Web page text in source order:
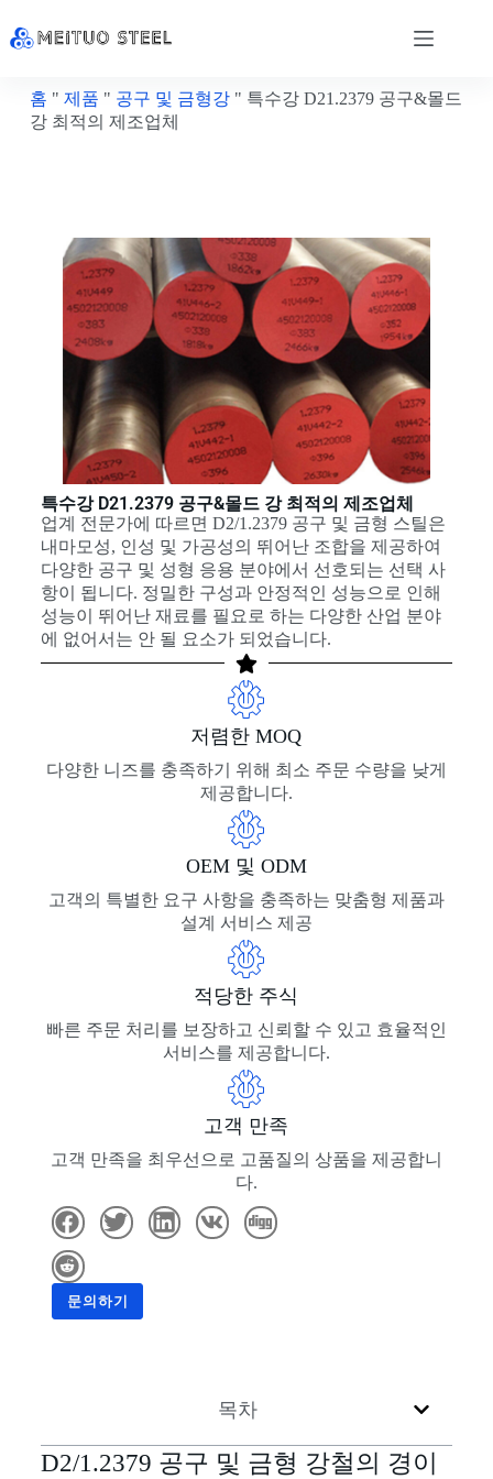
홈 " 제품 " 공구 및 금형강" 특수강 D21.2379 공구&몰드
강 최적의 제조업체
특수강 D21.2379 공구&몰드 강 최적의 제조업체
업계 전문가에 따르면 D2/1.2379 공구 및 금형 스틸은
내마모성, 인성 및 가공성의 뛰어난 조합을 제공하여
다양한 공구 및 성형 응용 분야에서 선호되는 선택 사
항이 됩니다. 정밀한 구성과 안정적인 성능으로 인해
성능이 뛰어난 재료를 필요로 하는 다양한 산업 분야
에 없어서는 안 될 요소가 되었습니다.
저렴한 MOQ
다양한 니즈를 충족하기 위해 최소 주문 수량을 낮게
제공합니다.
OEM 및 ODM
고객의 특별한 요구 사항을 충족하는 맞춤형 제품과
설계 서비스 제공
적당한 주식
빠른 주문 처리를 보장하고 신뢰할 수 있고 효율적인
서비스를 제공합니다.
고객 만족
고객 만족을 최우선으로 고품질의 상품을 제공합니
다.
문의하기
목차
D2/1.2379 공구 및 금형 강철의 경이